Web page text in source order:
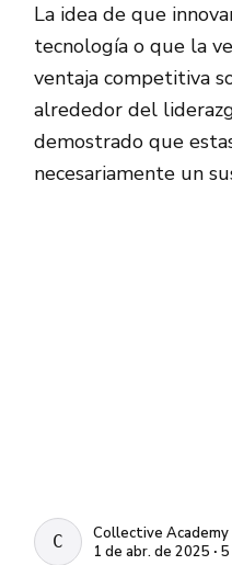
La idea de que
tecnología o que la
ventaja competitiva
alrededor del
demostrado que
necesariamente un
COLLECTIVE
Collective Academy
1 de abr. de 2025 ∙